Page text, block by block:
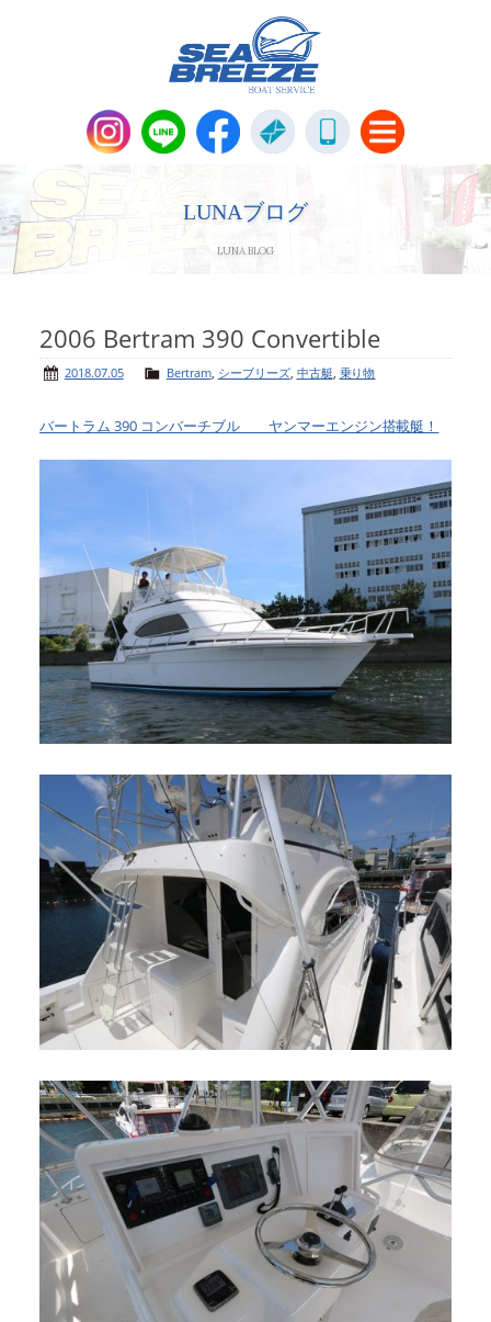
Boat Sales
新艇・中古艇情報
メンテナンス
Parts＆Apparel
パーツ販売・アパレル商品
Company
会社概要
Access
Contact us
お問い合わせ
リンク
LUNAブログ
LUNA BLOG
2006 Bertram 390 Convertible
2018.07.05 Bertram, シーブリーズ, 中古艇 乗り物
バートラム 390 コンバーチブル ヤンマーエンジン搭載艇！